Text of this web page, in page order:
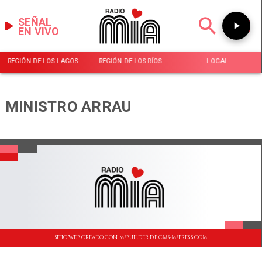
EN VIVO
SEÑAL
REGIÓN DE LOS LAGOS REGIÓN DE LOS RÍOS LOCAL
MINISTRO ARRAU
SITIO WEB CREADO CON MSBUILDER DE CMS-MSPRESS.COM